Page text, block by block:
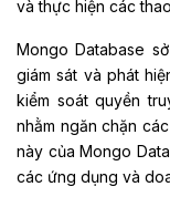
và thực hiện các
Mongo Database
giám sát và phát
kiểm soát quyền
nhằm ngăn chặn
này của Mongo
các ứng dụng và